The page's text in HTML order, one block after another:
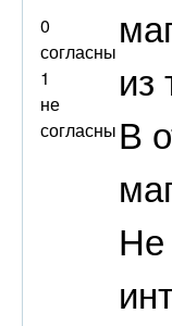
0
согласны
1
не
согласны
из
В
Не